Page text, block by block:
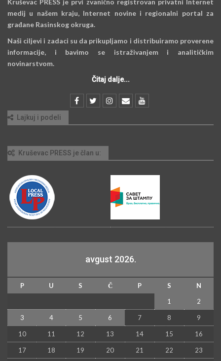
medij u našem kraju, Internet novine i regionalni portal za
građane Rasinskog okruga.
Naši ciljevi i zadaci su da prikupljamo i distribuiramo proverene
informacije, i bavimo se istraživanjem i analitičkim
novinarstvom.
Čitaj dalje...
Lajkuj i podeli
Kruševac PRESS je član u:
avgust 2026.
P U S Č P S
N
1
2
3 4 5 6 7 8 9
10 11 12 13 14 15 16
17 18 19 20 21 22 23